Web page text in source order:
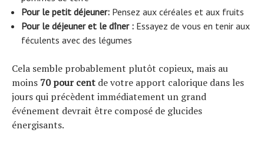
Pour le petit déjeuner: Pensez aux céréales et aux fruits
Pour le déjeuner et le dîner : Essayez de vous en tenir aux
féculents avec des légumes
Cela semble probablement plutôt copieux, mais au
moins 70 pour cent de votre apport calorique dans les
jours qui précèdent immédiatement un grand
événement devrait être composé de glucides
énergisants.